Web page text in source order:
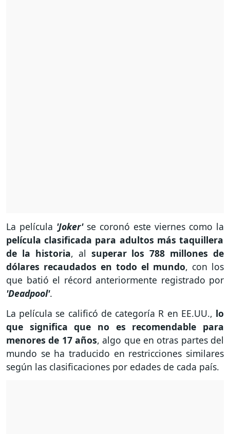
La película 'Joker'se coronó este viernes como la
película clasificada para adultos más taquillera
de la historia, al superar los 788 millones de
dólares recaudados en todo el mundo, con los
que batió el récord anteriormente registrado por
'Deadpool'.
La película se calificó de categoría R en EE.UU., lo
que significa que no es recomendable para
menores de 17 años, algo que en otras partes del
mundo se ha traducido en restricciones similares
según las clasificaciones por edades de cada país.